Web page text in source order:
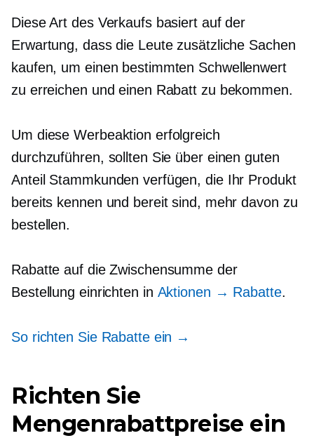
Diese Art des Verkaufs basiert auf der
Erwartung, dass die Leute zusätzliche Sachen
kaufen, um einen bestimmten Schwellenwert
zu erreichen und einen Rabatt zu bekommen.
Um diese Werbeaktion erfolgreich
durchzuführen, sollten Sie über einen guten
Anteil Stammkunden verfügen, die Ihr Produkt
bereits kennen und bereit sind, mehr davon zu
bestellen.
Rabatte auf die Zwischensumme der
Bestellung einrichten in Aktionen → Rabatte.
So richten Sie Rabatte ein →
Richten Sie
Mengenrabattpreise ein